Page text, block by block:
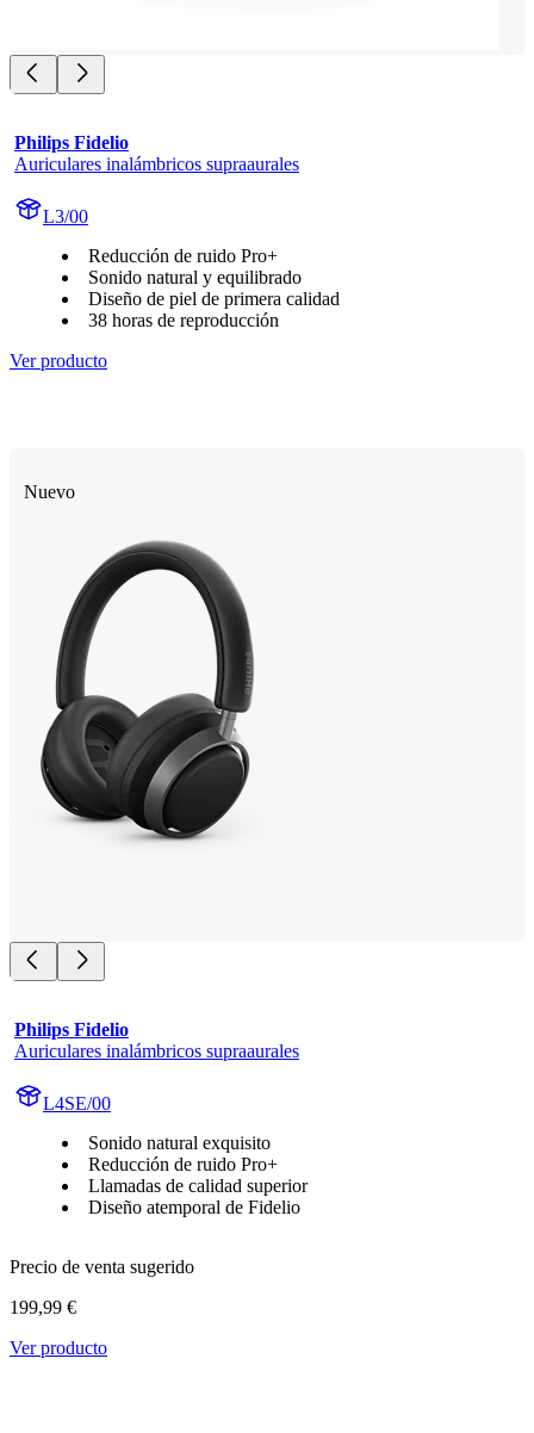
Philips Fidelio
Auriculares inalámbricos supraaurales
L3/00
Reducción de ruido Pro+
Sonido natural y equilibrado
Diseño de piel de primera calidad
38 horas de reproducción
Ver producto
Nuevo
Philips Fidelio
Auriculares inalámbricos supraaurales
L4SE/00
Sonido natural exquisito
Reducción de ruido Pro+
Llamadas de calidad superior
Diseño atemporal de Fidelio
Precio de venta sugerido
199,99 €
Ver producto